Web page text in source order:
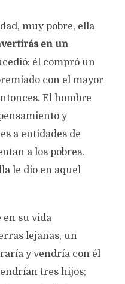
ALDA
Preissler Martinson
hace
1.040 views
leer
muy pobre, ella
en un
él compró un
con el mayor
El hombre
y
a entidades de
a los pobres.
le dio en aquel
en su vida
lejanas, un
y vendría con él
tres hijos;